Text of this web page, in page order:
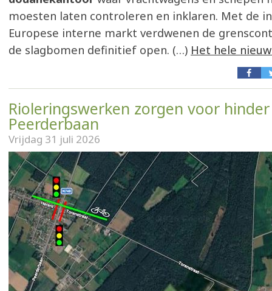
moesten laten controleren en inklaren. Met de
Europese interne markt verdwenen de
de slagbomen definitief open. (…) Het hele
Rioleringswerken zorgen voor
Peerderbaan
Vrijdag 31 juli 2026